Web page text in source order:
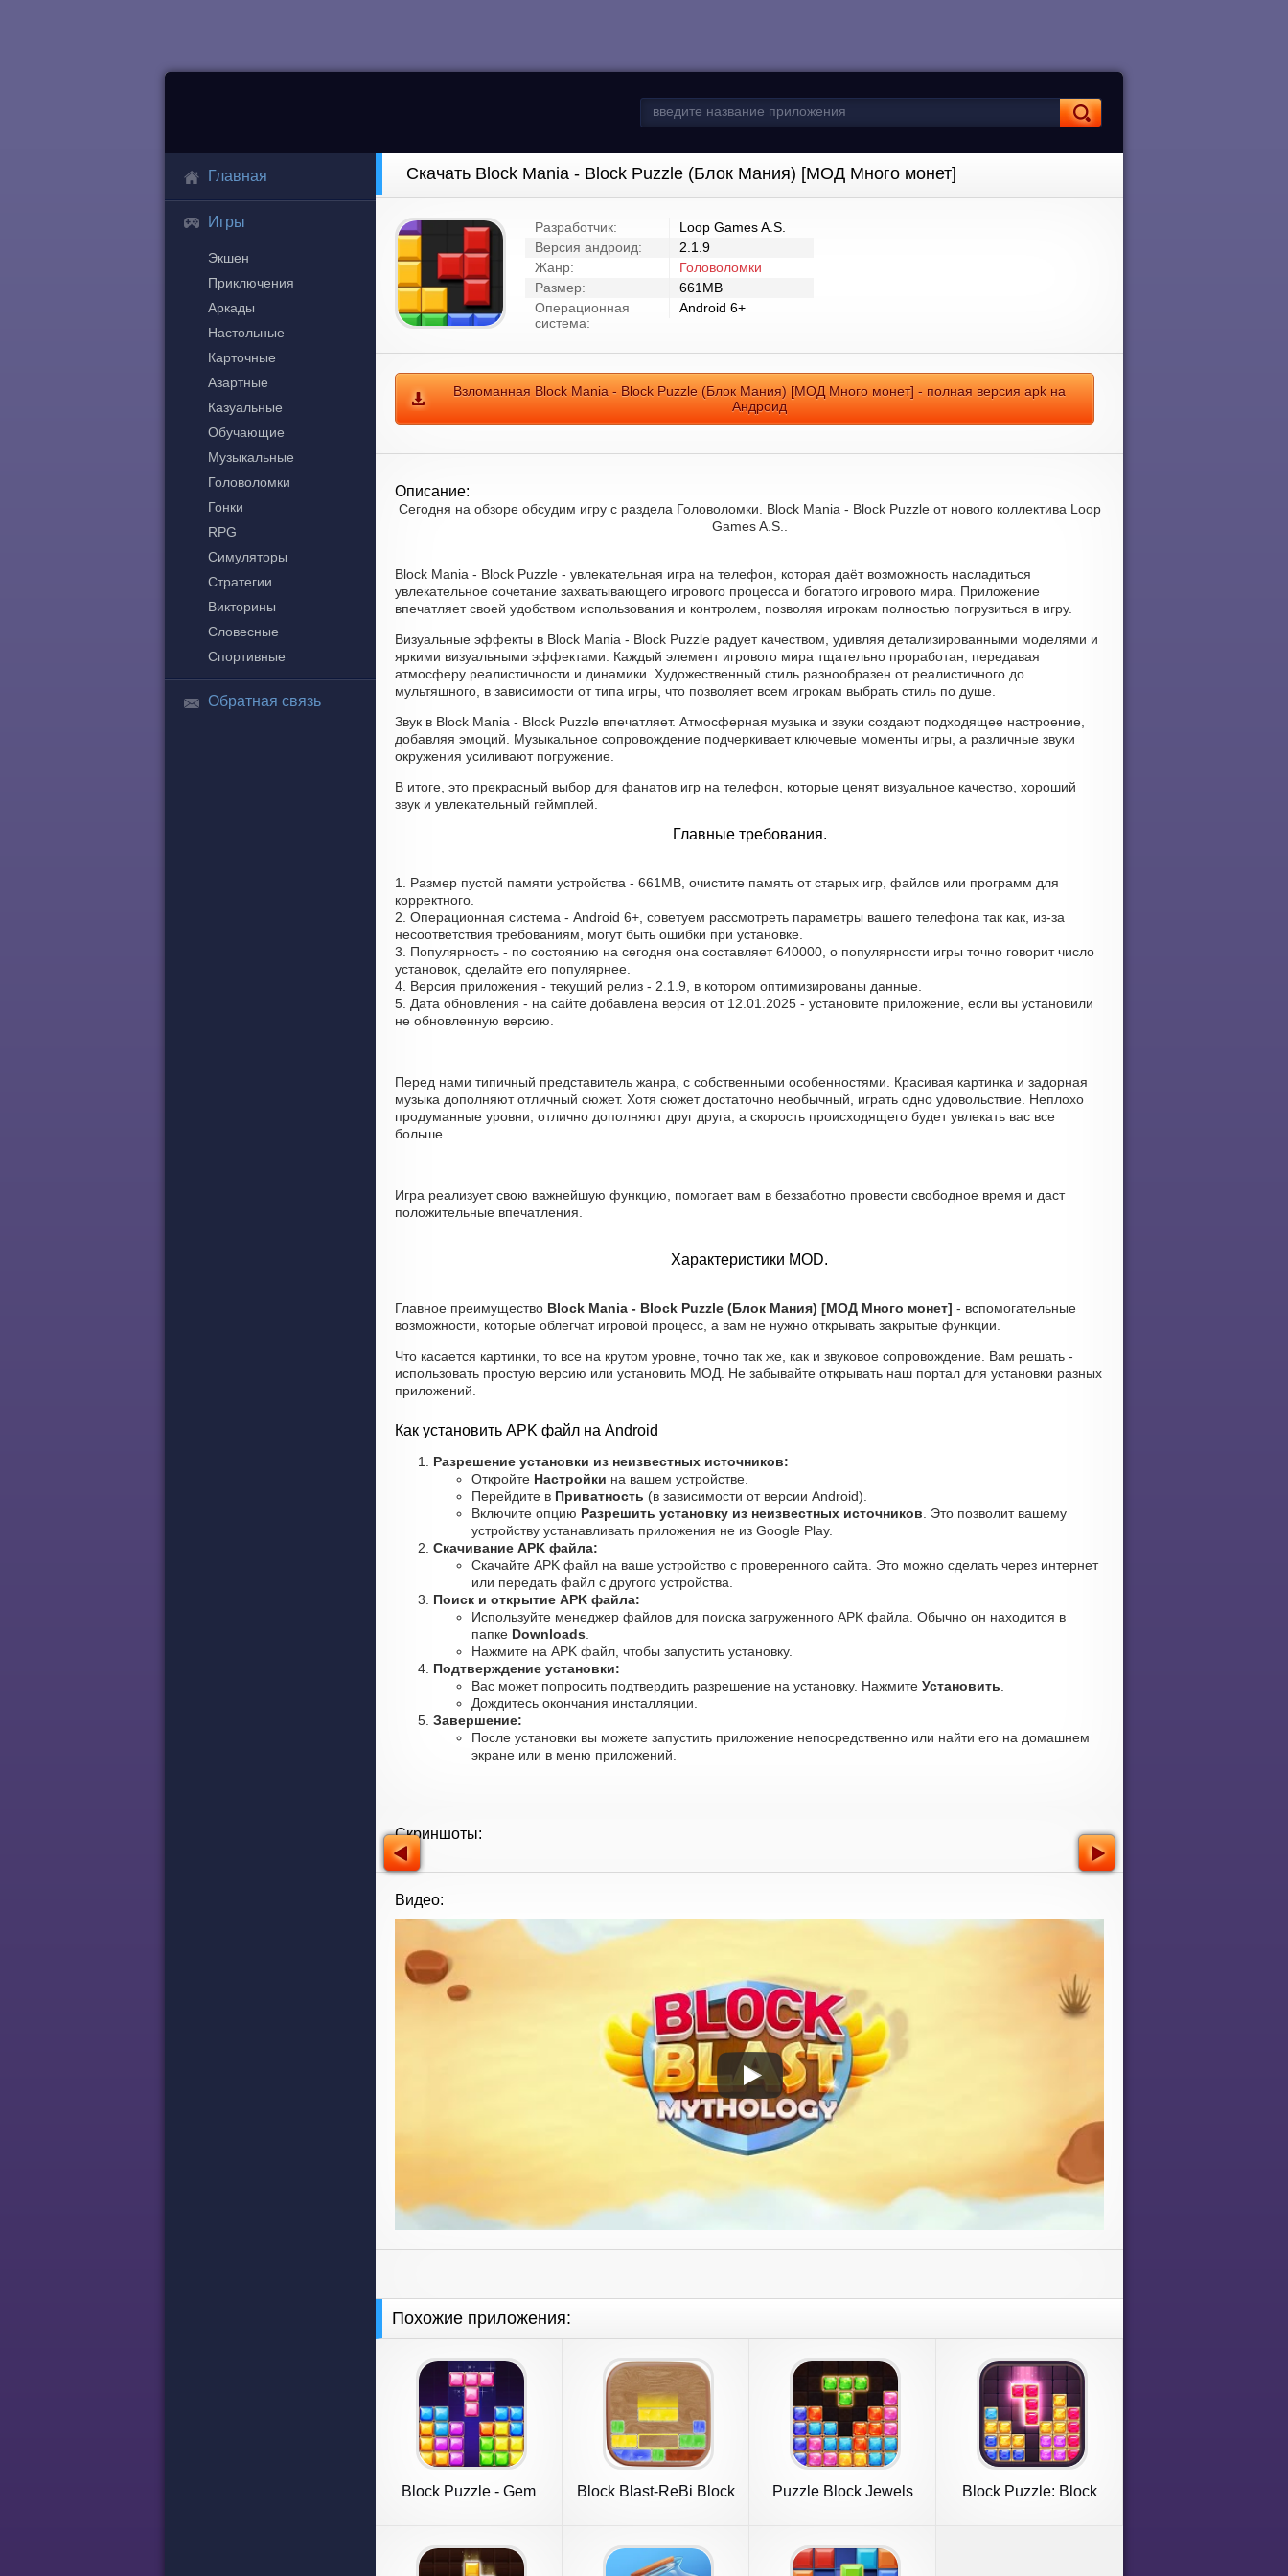
Главная
Игры
Экшен
Приключения
Аркады
Настольные
Карточные
Азартные
Казуальные
Обучающие
Музыкальные
Головоломки
Гонки
RPG
Симуляторы
Стратегии
Викторины
Словесные
Спортивные
Обратная связь
Скачать Block Mania - Block Puzzle (Блок Мания) [МОД Много монет]
Разработчик:
Loop Games A.S.
Версия андроид:
2.1.9
Жанр:
Головоломки
Размер:
661MB
Операционная
система:
Android 6+
Взломанная Block Mania - Block Puzzle (Блок Мания) [МОД Много монет] - полная версия apk на
Андроид
Описание:
Сегодня на обзоре обсудим игру с раздела Головоломки. Block Mania - Block Puzzle от нового коллектива Loop
Games A.S..
Block Mania - Block Puzzle - увлекательная игра на телефон, которая даёт возможность насладиться
увлекательное сочетание захватывающего игрового процесса и богатого игрового мира. Приложение
впечатляет своей удобством использования и контролем, позволяя игрокам полностью погрузиться в игру.
Визуальные эффекты в Block Mania - Block Puzzle радует качеством, удивляя детализированными моделями и
яркими визуальными эффектами. Каждый элемент игрового мира тщательно проработан, передавая
атмосферу реалистичности и динамики. Художественный стиль разнообразен от реалистичного до
мультяшного, в зависимости от типа игры, что позволяет всем игрокам выбрать стиль по душе.
Звук в Block Mania - Block Puzzle впечатляет. Атмосферная музыка и звуки создают подходящее настроение,
добавляя эмоций. Музыкальное сопровождение подчеркивает ключевые моменты игры, а различные звуки
окружения усиливают погружение.
В итоге, это прекрасный выбор для фанатов игр на телефон, которые ценят визуальное качество, хороший
звук и увлекательный геймплей.
Главные требования.
1. Размер пустой памяти устройства - 661MB, очистите память от старых игр, файлов или программ для
корректного.
2. Операционная система - Android 6+, советуем рассмотреть параметры вашего телефона так как, из-за
несоответствия требованиям, могут быть ошибки при установке.
3. Популярность - по состоянию на сегодня она составляет 640000, о популярности игры точно говорит число
установок, сделайте его популярнее.
4. Версия приложения - текущий релиз - 2.1.9, в котором оптимизированы данные.
5. Дата обновления - на сайте добавлена версия от 12.01.2025 - установите приложение, если вы установили
не обновленную версию.
Перед нами типичный представитель жанра, с собственными особенностями. Красивая картинка и задорная
музыка дополняют отличный сюжет. Хотя сюжет достаточно необычный, играть одно удовольствие. Неплохо
продуманные уровни, отлично дополняют друг друга, а скорость происходящего будет увлекать вас все
больше.
Игра реализует свою важнейшую функцию, помогает вам в беззаботно провести свободное время и даст
положительные впечатления.
Характеристики MOD.
Главное преимущество Block Mania - Block Puzzle (Блок Мания) [МОД Много монет] - вспомогательные
возможности, которые облегчат игровой процесс, а вам не нужно открывать закрытые функции.
Что касается картинки, то все на крутом уровне, точно так же, как и звуковое сопровождение. Вам решать -
использовать простую версию или установить МОД. Не забывайте открывать наш портал для установки разных
приложений.
Как установить APK файл на Android
Разрешение установки из неизвестных источников:
Откройте Настройки на вашем устройстве.
Перейдите в Приватность (в зависимости от версии Android).
Включите опцию Разрешить установку из неизвестных источников . Это позволит вашему
устройству устанавливать приложения не из Google Play.
Скачивание APK файла:
Скачайте APK файл на ваше устройство с проверенного сайта. Это можно сделать через интернет
или передать файл с другого устройства.
Поиск и открытие APK файла:
Используйте менеджер файлов для поиска загруженного APK файла. Обычно он находится в
папке Downloads
Нажмите на APK файл, чтобы запустить установку.
Подтверждение установки:
Вас может попросить подтвердить разрешение на установку. Нажмите Установить
Дождитесь окончания инсталляции.
Завершение:
После установки вы можете запустить приложение непосредственно или найти его на домашнем
экране или в меню приложений.
Скриншоты:
Видео:
Похожие приложения:
Block Puzzle - Gem
Block Blast-ReBi Block
Puzzle Block Jewels
Block Puzzle: Block